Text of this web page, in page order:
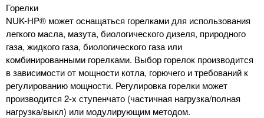
Горелки
NUK-HP® может оснащаться горелками для использования
легкого масла, мазута, биологического дизеля, природного
газа, жидкого газа, биологического газа или
комбинированными горелками. Выбор горелок производится
в зависимости от мощности котла, горючего и требований к
регулированию мощности. Регулировка горелки может
производится 2-х ступенчато (частичная нагрузка/полная
нагрузка/выкл) или модулирующим методом.